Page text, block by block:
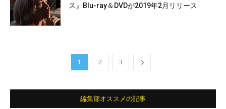
ス』Blu-ray＆DVDが2019年2月リリース
1 2 3
編集部オススメの記事